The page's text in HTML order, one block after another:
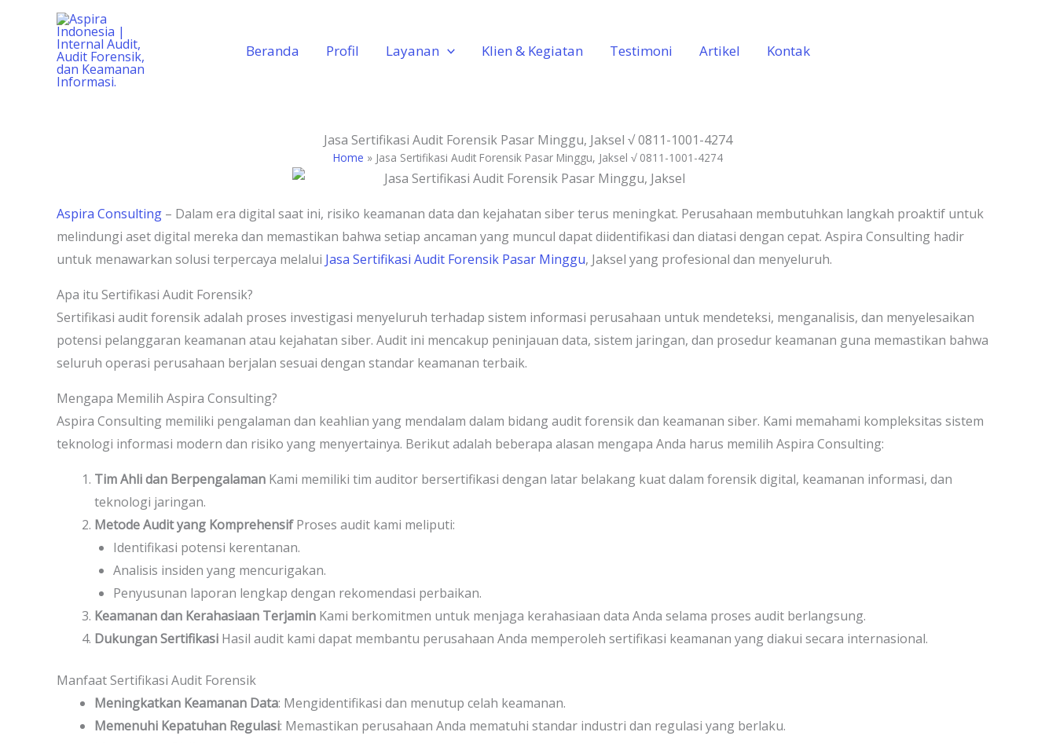
Beranda Profil Layanan Klien & Kegiatan Testimoni Artikel Kontak
Jasa Sertifikasi Audit Forensik Pasar Minggu, Jaksel √ 0811-1001-4274
Home » Jasa Sertifikasi Audit Forensik Pasar Minggu, Jaksel √ 0811-1001-4274
Aspira Consulting – Dalam era digital saat ini, risiko keamanan data dan kejahatan siber terus meningkat. Perusahaan membutuhkan langkah proaktif untuk
melindungi aset digital mereka dan memastikan bahwa setiap ancaman yang muncul dapat diidentifikasi dan diatasi dengan cepat. Aspira Consulting hadir
untuk menawarkan solusi terpercaya melalui Jasa Sertifikasi Audit Forensik Pasar Minggu, Jaksel yang profesional dan menyeluruh.
Apa itu Sertifikasi Audit Forensik?
Sertifikasi audit forensik adalah proses investigasi menyeluruh terhadap sistem informasi perusahaan untuk mendeteksi, menganalisis, dan menyelesaikan
potensi pelanggaran keamanan atau kejahatan siber. Audit ini mencakup peninjauan data, sistem jaringan, dan prosedur keamanan guna memastikan bahwa
seluruh operasi perusahaan berjalan sesuai dengan standar keamanan terbaik.
Mengapa Memilih Aspira Consulting?
Aspira Consulting memiliki pengalaman dan keahlian yang mendalam dalam bidang audit forensik dan keamanan siber. Kami memahami kompleksitas sistem
teknologi informasi modern dan risiko yang menyertainya. Berikut adalah beberapa alasan mengapa Anda harus memilih Aspira Consulting:
Tim Ahli dan Berpengalaman Kami memiliki tim auditor bersertifikasi dengan latar belakang kuat dalam forensik digital, keamanan informasi, dan
teknologi jaringan.
Metode Audit yang KomprehensifProses audit kami meliputi:
Identifikasi potensi kerentanan.
Analisis insiden yang mencurigakan.
Penyusunan laporan lengkap dengan rekomendasi perbaikan.
Keamanan dan Kerahasiaan Terjamin Kami berkomitmen untuk menjaga kerahasiaan data Anda selama proses audit berlangsung.
Dukungan Sertifikasi Hasil audit kami dapat membantu perusahaan Anda memperoleh sertifikasi keamanan yang diakui secara internasional.
Manfaat Sertifikasi Audit Forensik
Meningkatkan Keamanan Data: Mengidentifikasi dan menutup celah keamanan.
Memenuhi Kepatuhan Regulasi: Memastikan perusahaan Anda mematuhi standar industri dan regulasi yang berlaku.